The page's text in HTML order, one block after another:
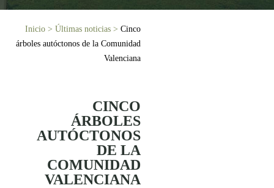
Usted está aquí
Inicio > Últimas noticias > Cinco
árboles autóctonos de la Comunidad
Valenciana
CINCO
ÁRBOLES
AUTÓCTONOS
DE LA
COMUNIDAD
VALENCIANA